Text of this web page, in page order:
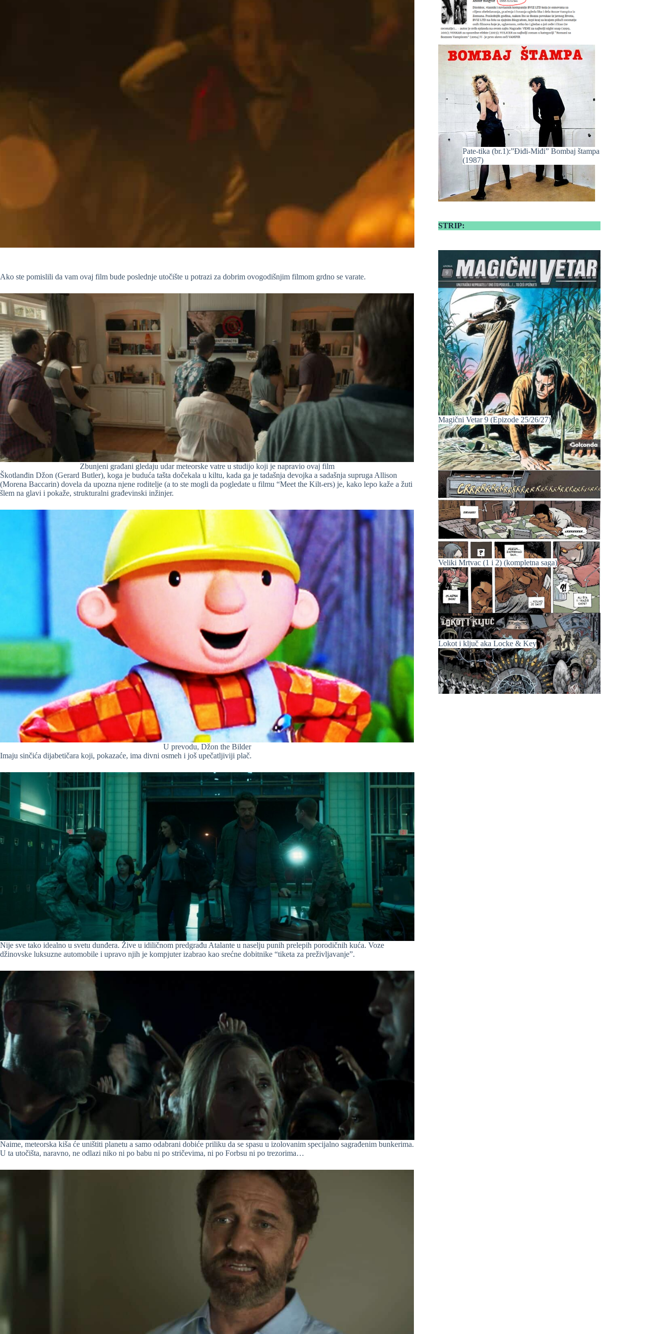
Ako ste pomislili da vam ovaj film bude poslednje utočište u potrazi za dobrim ovogodišnjim filmom grdno se varate.
Zbunjeni građani gledaju udar meteorske vatre u studijo koji je napravio ovaj film
Škotlanđin Džon (Gerard Butler), koga je buduća tašta dočekala u kiltu, kada ga je tadašnja devojka a sadašnja supruga Allison
(Morena Baccarin) dovela da upozna njene roditelje (a to ste mogli da pogledate u filmu “Meet the Kilt-ers) je, kako lepo kaže a žuti
šlem na glavi i pokaže, strukturalni građevinski inžinjer.
U prevodu, Džon the Bilder
Imaju sinčića dijabetičara koji, pokazaće, ima divni osmeh i još upečatljiviji plač.
Nije sve tako idealno u svetu dunđera. Žive u idiličnom predgrađu Atalante u naselju punih prelepih porodičnih kuća. Voze
džinovske luksuzne automobile i upravo njih je kompjuter izabrao kao srećne dobitnike “tiketa za preživljavanje”.
Naime, meteorska kiša će uništiti planetu a samo odabrani dobiće priliku da se spasu u izolovanim specijalno sagrađenim bunkerima.
U ta utočišta, naravno, ne odlazi niko ni po babu ni po stričevima, ni po Forbsu ni po trezorima…
Pate-tika (br.1):”Điđi-Miđi” Bombaj štampa
(1987)
STRIP:
Magični Vetar 9 (Epizode 25/26/27)
Veliki Mrtvac (1 i 2) (kompletna saga)
Lokot i ključ aka Locke & Key